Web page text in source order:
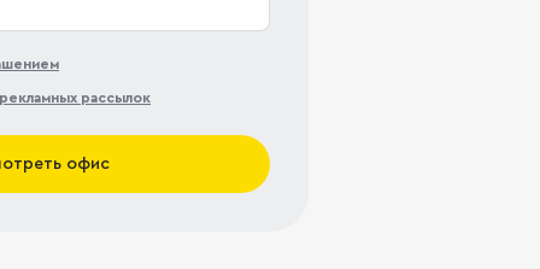
рекламных рассылок
офис